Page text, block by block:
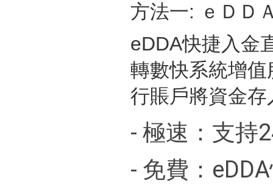
方法一: ｅＤＤ
eDDA快捷入金
轉數快系統增
行賬戶將資金
- 極速：支持
- 免費：